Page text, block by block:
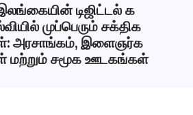
டிஜிட்டல் க
முப்பெரும் சக்திக
அரசாங்கம், இளைஞர்க
மற்றும் சமூக ஊடகங்கள்